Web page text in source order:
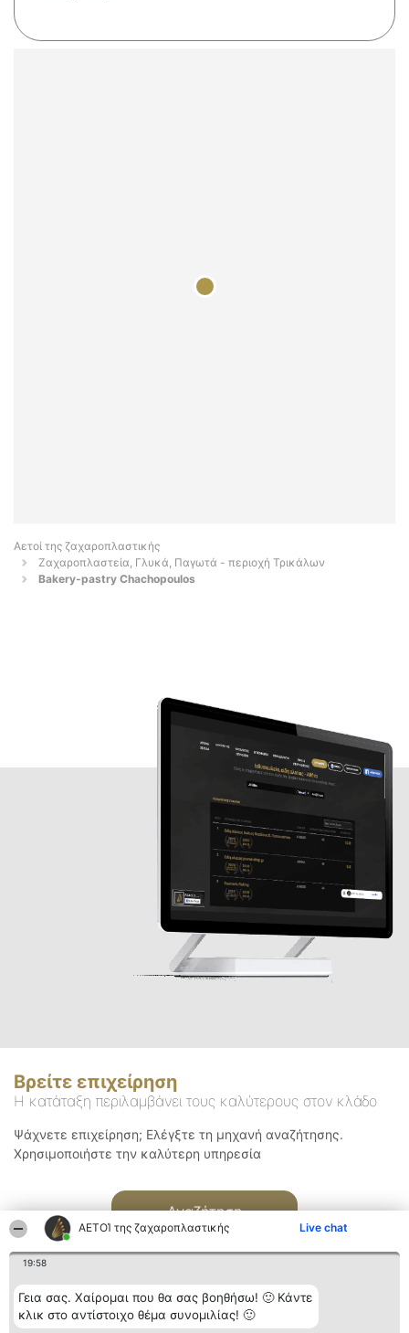
ΑΕΤΟΊ της ζαχαροπλαστικής Live chat
19:58
Γεια σας. Χαίρομαι που θα σας βοηθήσω! 🙂 Κάντε
κλικ στο αντίστοιχο θέμα συνομιλίας! 🙂
Αετοί της ζαχαροπλαστικής
Ζαχαροπλαστεία, Γλυκά, Παγωτά - περιοχή Τρικάλων
Bakery-pastry Chachopoulos
Βρείτε επιχείρηση
Η κατάταξη περιλαμβάνει τους καλύτερους στον κλάδο
Ψάχνετε επιχείρηση; Ελέγξτε τη μηχανή αναζήτησης.
Χρησιμοποιήστε την καλύτερη υπηρεσία
Αναζήτηση